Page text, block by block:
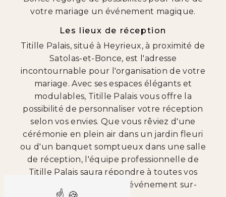
votre mariage un événement magique.
Les lieux de réception
Titille Palais, situé à Heyrieux, à proximité de
Satolas-et-Bonce, est l'adresse
incontournable pour l'organisation de votre
mariage. Avec ses espaces élégants et
modulables, Titille Palais vous offre la
possibilité de personnaliser votre réception
selon vos envies. Que vous rêviez d'une
cérémonie en plein air dans un jardin fleuri
ou d'un banquet somptueux dans une salle
de réception, l'équipe professionnelle de
Titille Palais saura répondre à toutes vos
attentes pour créer un événement sur-